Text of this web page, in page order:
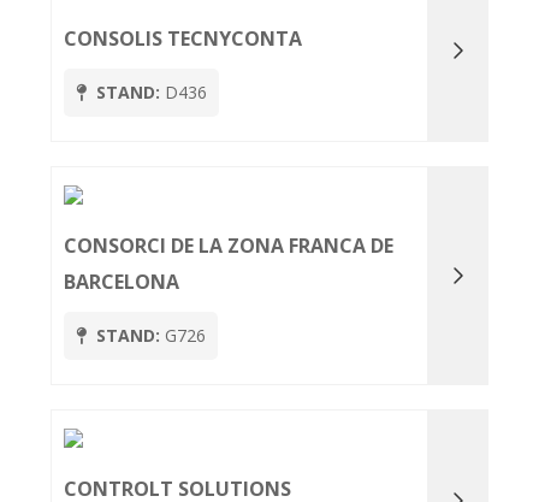
CONSOLIS TECNYCONTA
STAND: D436
CONSORCI DE LA ZONA FRANCA DE
BARCELONA
STAND: G726
CONTROLT SOLUTIONS